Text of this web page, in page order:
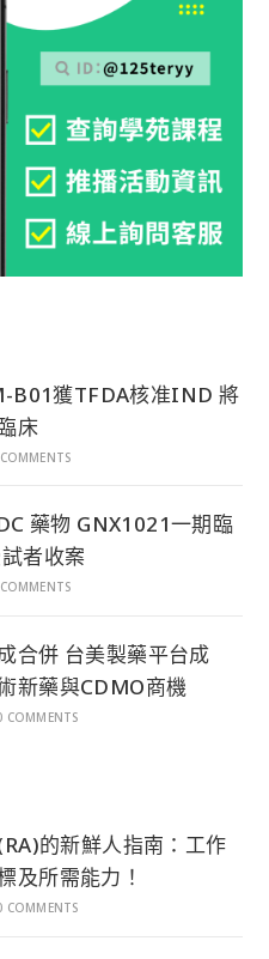
B01獲TFDA核准IND 將
床
藥物 GNX1021一期臨
者收案
合併 台美製藥平台成
新藥與CDMO商機
COMMENTS
的新鮮人指南：工作
及所需能力！
COMMENTS